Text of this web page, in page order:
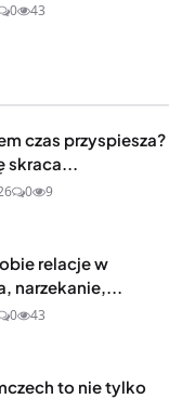
0 43
czas przyspiesza?
skraca...
0 9
relacje w
narzekanie,...
0 43
to nie tylko